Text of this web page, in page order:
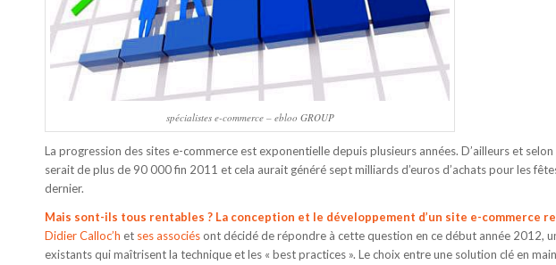
spécialistes e-commerce – ebloo GROUP
La progression des sites e-commerce est exponentielle depuis plusieurs années. D’ailleurs et
serait de plus de 90 000 fin 2011 et cela aurait généré sept milliards d’euros d’achats pour les
dernier.
Mais sont-ils tous rentables ? La conception et le développement d’un site e-commerce
Didier Calloc’h et ses associés ont décidé de répondre à cette question en ce début année 2012,
existants qui maîtrisent la technique et les « best practices ». Le choix entre une solution clé en